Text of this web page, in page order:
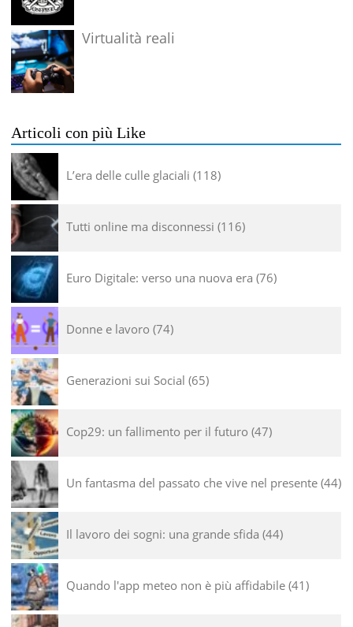
Virtualità reali
Articoli con più Like
L’era delle culle glaciali 118
Tutti online ma disconnessi 116
Euro Digitale: verso una nuova era 76
Donne e lavoro 74
Generazioni sui Social 65
Cop29: un fallimento per il futuro 47
Un fantasma del passato che vive nel presente 44
Il lavoro dei sogni: una grande sfida 44
Quando l'app meteo non è più affidabile 41